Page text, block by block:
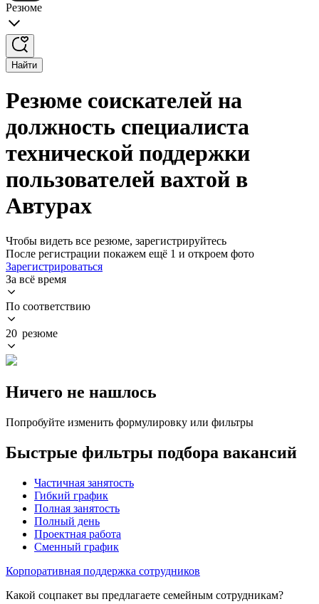
Резюме
Найти
Резюме соискателей на
должность специалиста
технической поддержки
пользователей вахтой в
Автурах
Чтобы видеть все резюме, зарегистрируйтесь
После регистрации покажем ещё 1 и откроем фото
Зарегистрироваться
За всё время
По соответствию
20 резюме
Ничего не нашлось
Попробуйте изменить формулировку или фильтры
Быстрые фильтры подбора вакансий
Частичная занятость
Гибкий график
Полная занятость
Полный день
Проектная работа
Сменный график
Корпоративная поддержка сотрудников
Какой соцпакет вы предлагаете семейным сотрудникам?